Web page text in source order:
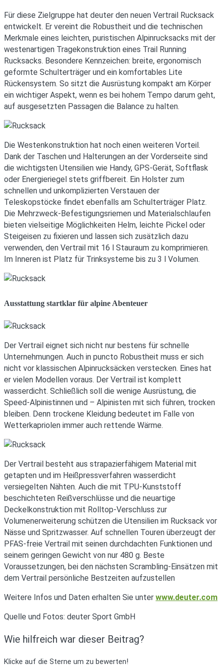
Für diese Zielgruppe hat deuter den neuen Vertrail Rucksack
entwickelt. Er vereint die Robustheit und die technischen
Merkmale eines leichten, puristischen Alpinrucksacks mit der
westenartigen Tragekonstruktion eines Trail Running
Rucksacks. Besondere Kennzeichen: breite, ergonomisch
geformte Schulterträger und ein komfortables Lite
Rückensystem. So sitzt die Ausrüstung kompakt am Körper
ein wichtiger Aspekt, wenn es bei hohem Tempo darum geht,
auf ausgesetzten Passagen die Balance zu halten.
Die Westenkonstruktion hat noch einen weiteren Vorteil.
Dank der Taschen und Halterungen an der Vorderseite sind
die wichtigsten Utensilien wie Handy, GPS-Gerät, Softflask
oder Energieriegel stets griffbereit. Ein Holster zum
schnellen und unkomplizierten Verstauen der
Teleskopstöcke findet ebenfalls am Schulterträger Platz.
Die Mehrzweck-Befestigungsriemen und Materialschlaufen
bieten vielseitige Möglichkeiten Helm, leichte Pickel oder
Steigeisen zu fixieren und lassen sich zusätzlich dazu
verwenden, den Vertrail mit 16 l Stauraum zu komprimieren.
Im Inneren ist Platz für Trinksysteme bis zu 3 l Volumen.
Ausstattung startklar für alpine Abenteuer
Der Vertrail eignet sich nicht nur bestens für schnelle
Unternehmungen. Auch in puncto Robustheit muss er sich
nicht vor klassischen Alpinrucksäcken verstecken. Eines hat
er vielen Modellen voraus. Der Vertrail ist komplett
wasserdicht. Schließlich soll die wenige Ausrüstung, die
Speed-Alpinistinnen und – Alpinisten mit sich führen, trocken
bleiben. Denn trockene Kleidung bedeutet im Falle von
Wetterkapriolen immer auch rettende Wärme.
Der Vertrail besteht aus strapazierfähigem Material mit
getapten und im Heißpressverfahren wasserdicht
versiegelten Nähten. Auch die mit TPU-Kunststoff
beschichteten Reißverschlüsse und die neuartige
Deckelkonstruktion mit Rolltop-Verschluss zur
Volumenerweiterung schützen die Utensilien im Rucksack vor
Nässe und Spritzwasser. Auf schnellen Touren überzeugt der
PFAS-freie Vertrail mit seinen durchdachten Funktionen und
seinem geringen Gewicht von nur 480 g. Beste
Voraussetzungen, bei den nächsten Scrambling-Einsätzen mit
dem Vertrail persönliche Bestzeiten aufzustellen
Weitere Infos und Daten erhalten Sie unter www.deuter.com
Quelle und Fotos: deuter Sport GmbH
Wie hilfreich war dieser Beitrag?
Klicke auf die Sterne um zu bewerten!